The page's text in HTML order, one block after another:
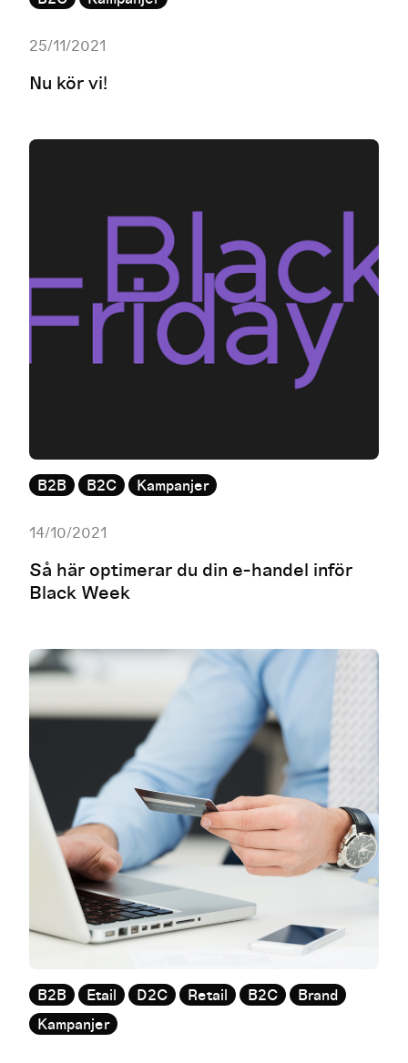
25/11/2021
Nu kör vi!
B2B B2C Kampanjer
14/10/2021
Så här optimerar du din e-handel inför
Black Week
B2B Etail D2C Retail B2C
Brand
Kampanjer